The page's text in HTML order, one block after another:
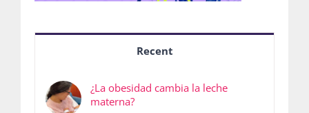
Recent
¿La obesidad cambia la leche
materna?